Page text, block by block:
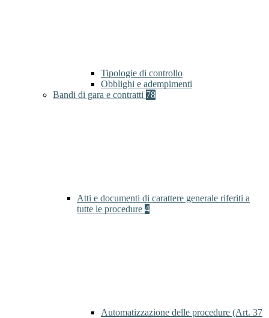
Tipologie di controllo
Obblighi e adempimenti
Bandi di gara e contratti 78
Atti e documenti di carattere generale riferiti a
tutte le procedure 4
Automatizzazione delle procedure (Art. 37